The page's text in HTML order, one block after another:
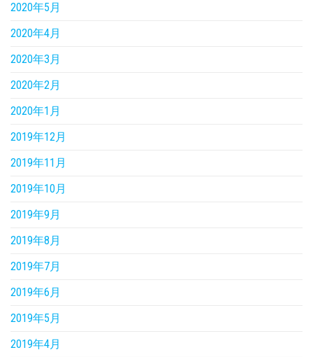
2020年5月
2020年4月
2020年3月
2020年2月
2020年1月
2019年12月
2019年11月
2019年10月
2019年9月
2019年8月
2019年7月
2019年6月
2019年5月
2019年4月